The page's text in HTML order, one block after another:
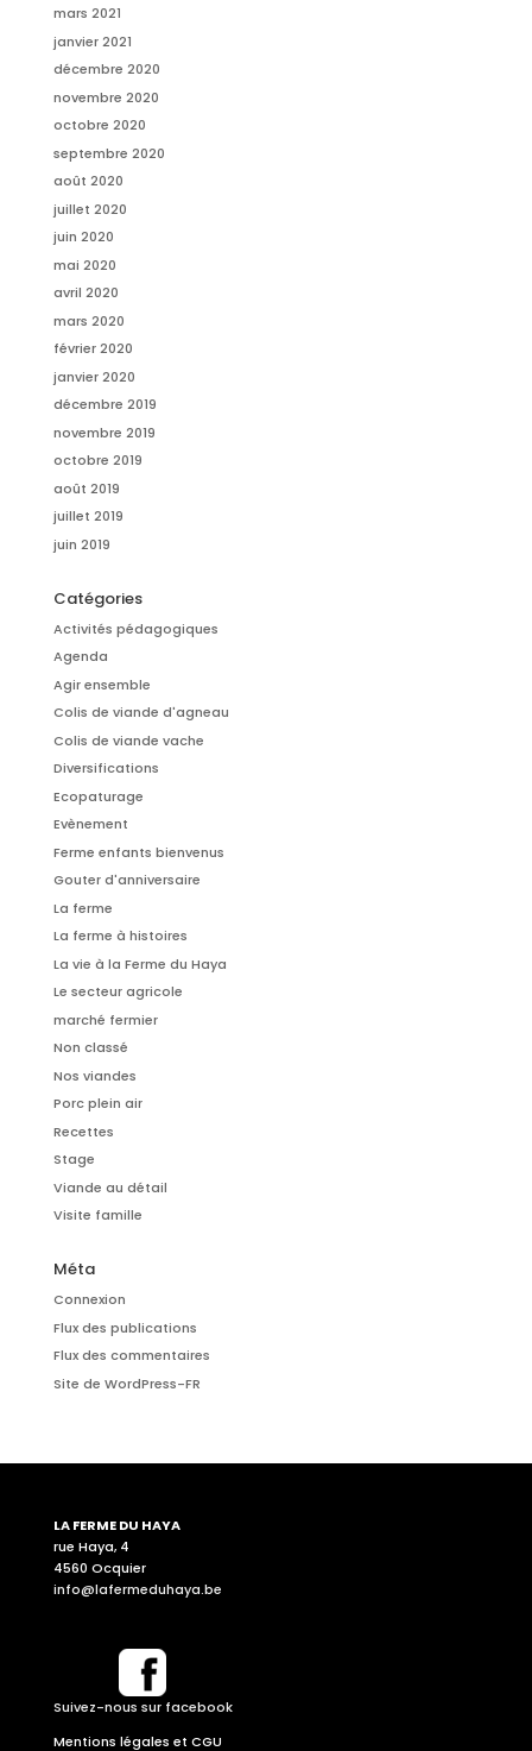
mars 2021
janvier 2021
décembre 2020
novembre 2020
octobre 2020
septembre 2020
août 2020
juillet 2020
juin 2020
mai 2020
avril 2020
mars 2020
février 2020
janvier 2020
décembre 2019
novembre 2019
octobre 2019
août 2019
juillet 2019
juin 2019
Catégories
Activités pédagogiques
Agenda
Agir ensemble
Colis de viande d'agneau
Colis de viande vache
Diversifications
Ecopaturage
Evènement
Ferme enfants bienvenus
Gouter d'anniversaire
La ferme
La ferme à histoires
La vie à la Ferme du Haya
Le secteur agricole
marché fermier
Non classé
Nos viandes
Porc plein air
Recettes
Stage
Viande au détail
Visite famille
Méta
Connexion
Flux des publications
Flux des commentaires
Site de WordPress-FR
LA FERME DU HAYA
rue Haya, 4
4560 Ocquier
info@lafermeduhaya.be
Suivez-nous sur facebook
Mentions légales et CGU